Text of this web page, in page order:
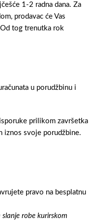
1-2 radna dana. Za
prodavac će Vas
tog trenutka rok
u porudžbinu i
prilikom završetka
iznos svoje porudžbine.
pravo na besplatnu
robe kurirskom